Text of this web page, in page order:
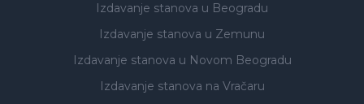
Izdavanje stanova u Beogradu
Izdavanje stanova u Zemunu
Izdavanje stanova u Novom Beogradu
Izdavanje stanova na Vračaru